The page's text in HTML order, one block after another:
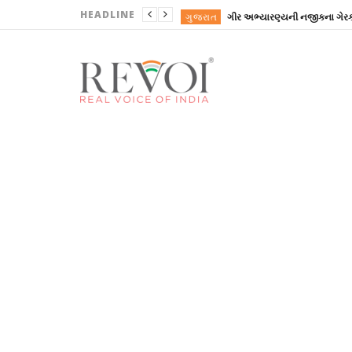
HEADLINE ગુજરાત
ગુજરાત
ગુજરાત